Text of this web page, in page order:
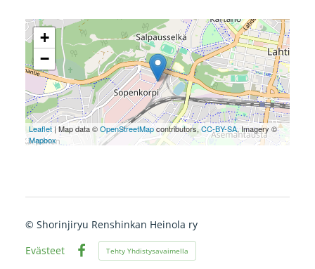
+
−
Leaflet| Map data ©OpenStreetMapcontributors,CC-BY-SA, Imagery ©
Mapbox
© Shorinjiryu Renshinkan Heinola ry
Evästeet
Facebook
Tehty Yhdistysavaimella